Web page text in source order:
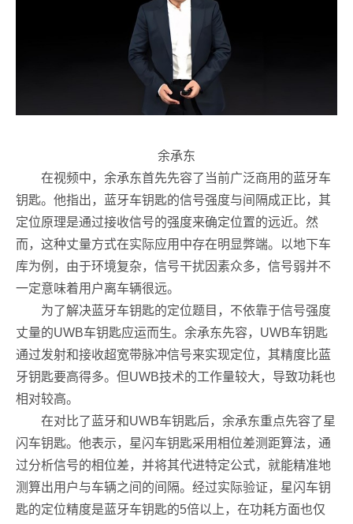
余承东
在视频中，余承东首先先容了当前广泛商用的蓝牙车
钥匙。他指出，蓝牙车钥匙的信号强度与间隔成正比，其
定位原理是通过接收信号的强度来确定位置的远近。然
而，这种丈量方式在实际应用中存在明显弊端。以地下车
库为例，由于环境复杂，信号干扰因素众多，信号弱并不
一定意味着用户离车辆很远。
为了解决蓝牙车钥匙的定位题目，不依靠于信号强度
丈量的UWB车钥匙应运而生。余承东先容，UWB车钥匙
通过发射和接收超宽带脉冲信号来实现定位，其精度比蓝
牙钥匙要高得多。但UWB技术的工作量较大，导致功耗也
相对较高。
在对比了蓝牙和UWB车钥匙后，余承东重点先容了星
闪车钥匙。他表示，星闪车钥匙采用相位差测距算法，通
过分析信号的相位差，并将其代进特定公式，就能精准地
测算出用户与车辆之间的间隔。经过实际验证，星闪车钥
匙的定位精度是蓝牙车钥匙的5倍以上，在功耗方面也仅